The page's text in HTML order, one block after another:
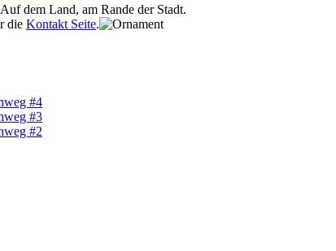
dem Land, am Rande der Stadt.
die Kontakt Seite.
#4
#3
#2